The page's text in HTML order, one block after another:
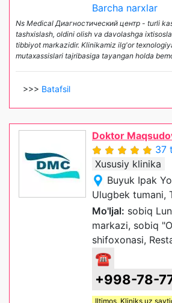
Barcha narxlar
Ns Medical Диагностический центр - turli
tashxislash, oldini olish va davolashga
tibbiyot markazidir. Klinikamiz ilg'or
mutaxassislari tajribasiga tayangan holda
>>> Batafsil
Doktor
37
Xususiy klinika
Buyuk Ipak
Ulugbek tumani,
Mo'ljal: sobiq
markazi, sobiq
shifoxonasi,
☎
+998-78-
Iltimos, Kliniks uz